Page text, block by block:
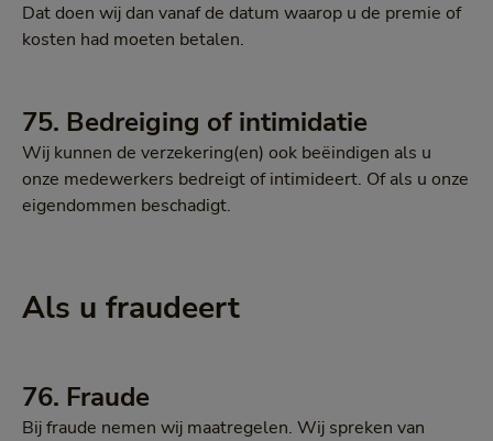
Dat doen wij dan vanaf de datum waarop u de premie of
kosten had moeten betalen.
75. Bedreiging of intimidatie
Wij kunnen de verzekering(en) ook beëindigen als u
onze medewerkers bedreigt of intimideert. Of als u onze
eigendommen beschadigt.
Als u fraudeert
76. Fraude
Bij fraude nemen wij maatregelen. Wij spreken van